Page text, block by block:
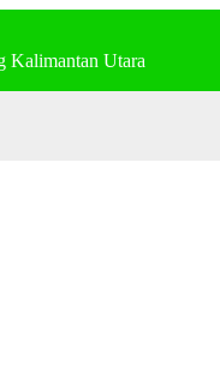
Kalimantan Utara